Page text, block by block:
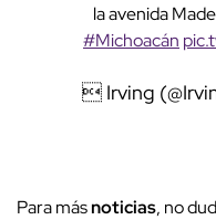
la avenida
#Michoacán
 Irving
Para másnoticias, no